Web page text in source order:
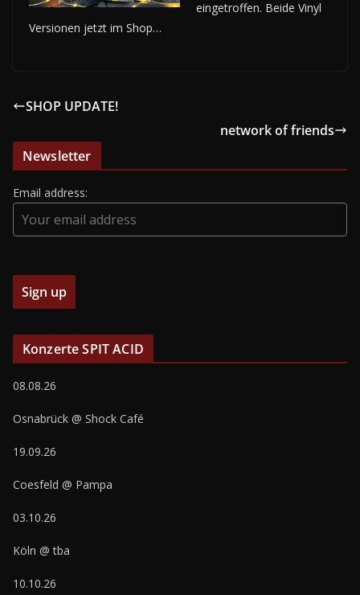
eingetroffen. Beide Vinyl
Versionen jetzt im Shop…
SHOP UPDATE!
network of friends
Newsletter
Email address:
Konzerte SPIT ACID
08.08.26
Osnabrück @ Shock Café
19.09.26
Coesfeld @ Pampa
03.10.26
Köln @ tba
10.10.26